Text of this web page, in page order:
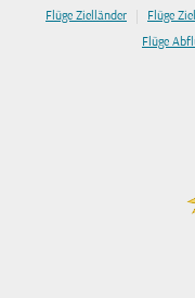
Flüge Zielländer | Flüge
Flüge